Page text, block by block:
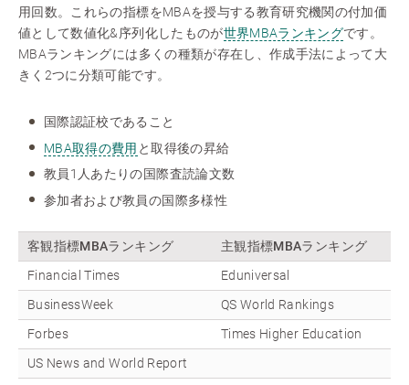
用回数。これらの指標をMBAを授与する教育研究機関の付加価
値として数値化&序列化したものが世界MBAランキングです。
MBAランキングには多くの種類が存在し、作成手法によって大
きく2つに分類可能です。
国際認証校であること
MBA取得の費用 と取得後の昇給
教員1人あたりの国際査読論文数
参加者および教員の国際多様性
客観指標MBAランキング
主観指標MBAランキング
Financial Times
Eduniversal
BusinessWeek
QS World Rankings
Forbes
Times Higher Education
US News and World Report